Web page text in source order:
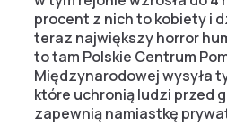
procent z nich to kobiety i
teraz największy horror
to tam Polskie Centrum
Międzynarodowej wysyła
które uchronią ludzi przed
zapewnią namiastkę